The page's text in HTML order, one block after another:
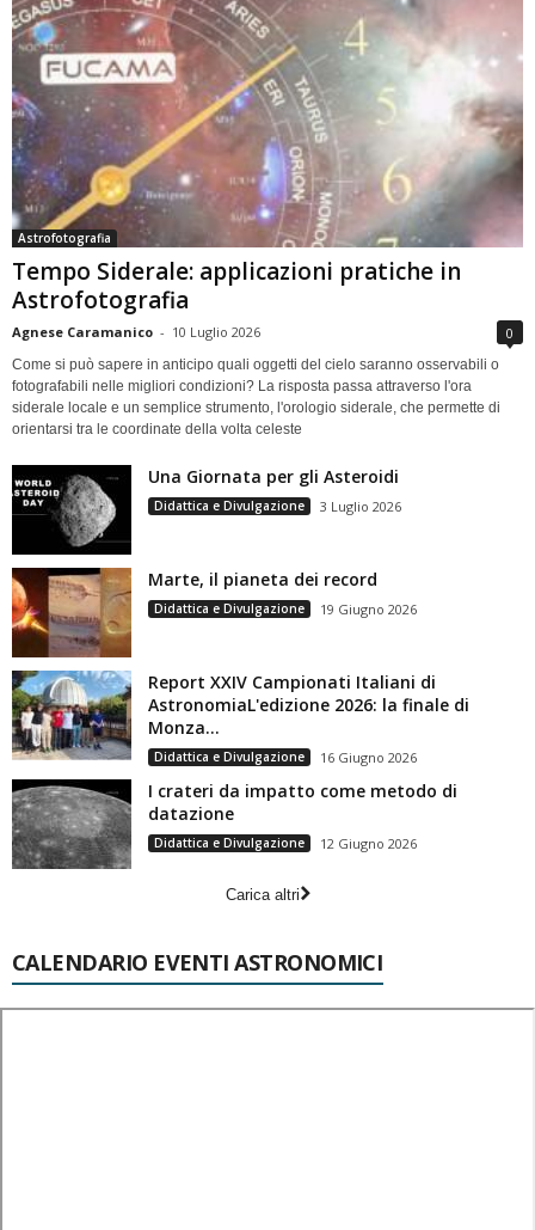
Astrofotografia
Tempo Siderale: applicazioni pratiche in
Astrofotografia
Agnese Caramanico - 10 Luglio 2026 0
Come si può sapere in anticipo quali oggetti del cielo saranno osservabili o
fotografabili nelle migliori condizioni? La risposta passa attraverso l'ora
siderale locale e un semplice strumento, l'orologio siderale, che permette di
orientarsi tra le coordinate della volta celeste
Una Giornata per gli Asteroidi
Didattica e Divulgazione 3 Luglio 2026
Marte, il pianeta dei record
Didattica e Divulgazione 19 Giugno 2026
Report XXIV Campionati Italiani di
AstronomiaL'edizione 2026: la finale di
Monza...
Didattica e Divulgazione 16 Giugno 2026
I crateri da impatto come metodo di
datazione
Didattica e Divulgazione 12 Giugno 2026
Carica altri
CALENDARIO EVENTI ASTRONOMICI